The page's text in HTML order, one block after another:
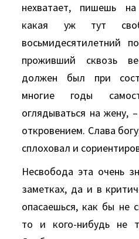
нехватает, пишешь
какая уж тут
восьмидесятилетний
проживший сквозь
должен был при
многие годы
оглядываться на жену,
откровением. Слава
сплоховал и
Несвобода эта очень
заметках, да и в
опасаешься, как бы не
то и кого-нибудь не